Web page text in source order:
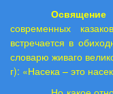
Освящение
современных
встречается в
словарю живаго
г): «Насека – это